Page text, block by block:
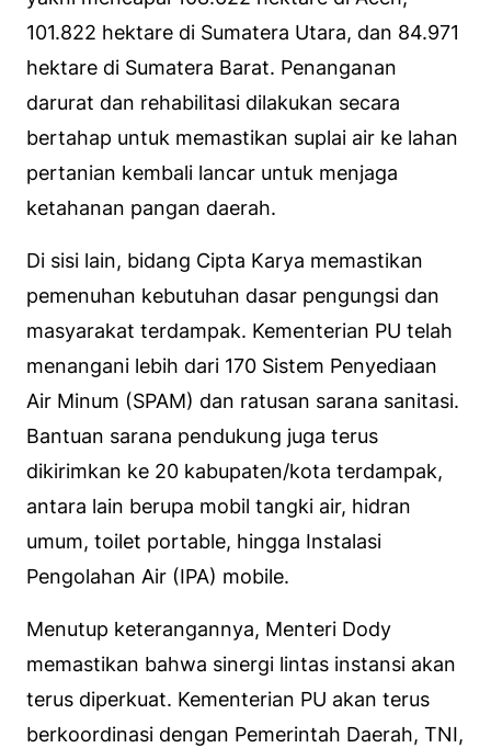
101.822 hektare di Sumatera Utara, dan 84.971
hektare di Sumatera Barat. Penanganan
darurat dan rehabilitasi dilakukan secara
bertahap untuk memastikan suplai air ke lahan
pertanian kembali lancar untuk menjaga
ketahanan pangan daerah.
Di sisi lain, bidang Cipta Karya memastikan
pemenuhan kebutuhan dasar pengungsi dan
masyarakat terdampak. Kementerian PU telah
menangani lebih dari 170 Sistem Penyediaan
Air Minum (SPAM) dan ratusan sarana sanitasi.
Bantuan sarana pendukung juga terus
dikirimkan ke 20 kabupaten/kota terdampak,
antara lain berupa mobil tangki air, hidran
umum, toilet portable, hingga Instalasi
Pengolahan Air (IPA) mobile.
Menutup keterangannya, Menteri Dody
memastikan bahwa sinergi lintas instansi akan
terus diperkuat. Kementerian PU akan terus
berkoordinasi dengan Pemerintah Daerah, TNI,